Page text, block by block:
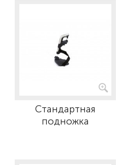
Стандартная
подножка